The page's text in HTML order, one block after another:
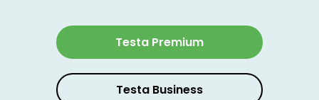
Logga in
Testa Business
Testa Premium